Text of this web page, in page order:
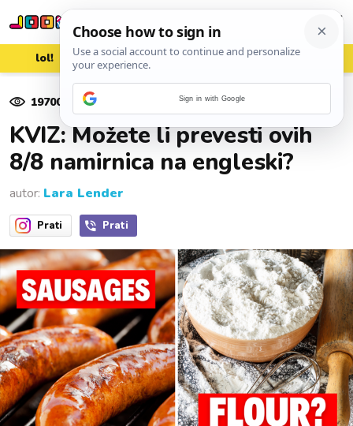
lol! aww vrh! woot?!
19700 pregleda
KVIZ: Možete li prevesti ovih
8/8 namirnica na engleski?
autor: Lara Lender
Prati Prati
Sign in with Google